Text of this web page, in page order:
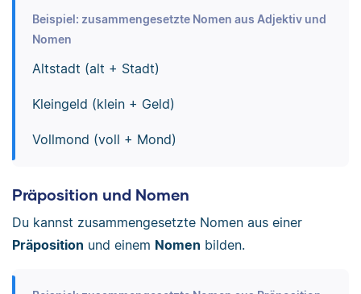
Beispiel: zusammengesetzte Nomen aus Adjektiv und
Nomen
Altstadt (alt + Stadt)
Kleingeld (klein + Geld)
Vollmond (voll + Mond)
Präposition und Nomen
Du kannst zusammengesetzte Nomen aus einer
Präposition und einem Nomen bilden.